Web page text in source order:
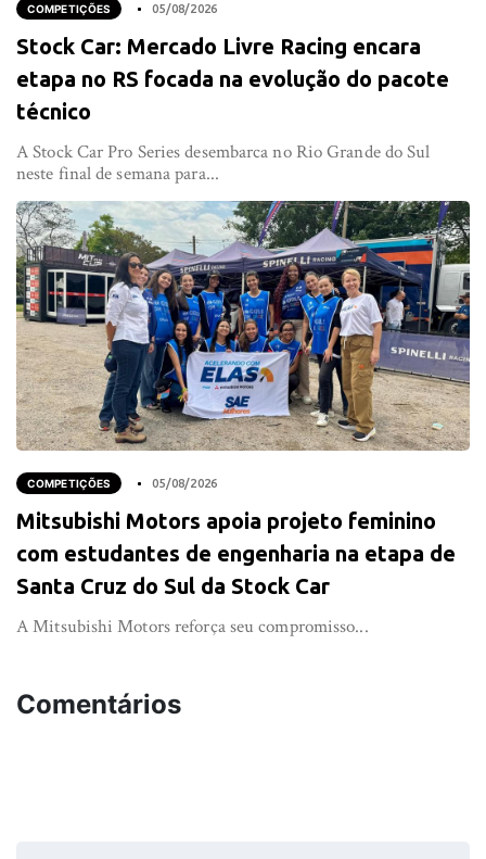
COMPETIÇÕES 05/08/2026
Stock Car: Mercado Livre Racing encara
etapa no RS focada na evolução do pacote
técnico
A Stock Car Pro Series desembarca no Rio Grande do Sul
neste final de semana para...
COMPETIÇÕES 05/08/2026
Mitsubishi Motors apoia projeto feminino
com estudantes de engenharia na etapa de
Santa Cruz do Sul da Stock Car
A Mitsubishi Motors reforça seu compromisso...
Comentários